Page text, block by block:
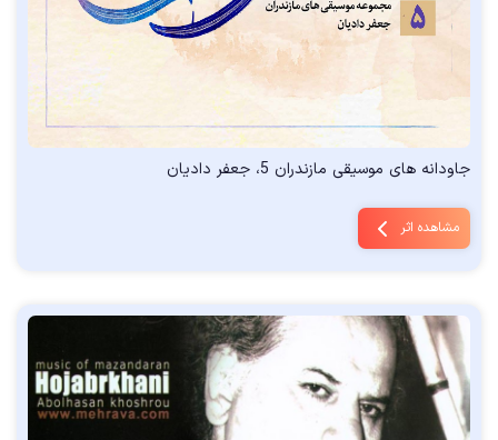
جاودانه های موسیقی مازندران 5، جعفر دادیان
مشاهده اثر